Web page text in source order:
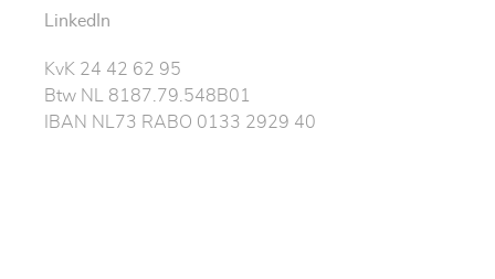
LinkedIn
KvK 24 42 62 95
Btw NL 8187.79.548B01
IBAN NL73 RABO 0133 2929 40